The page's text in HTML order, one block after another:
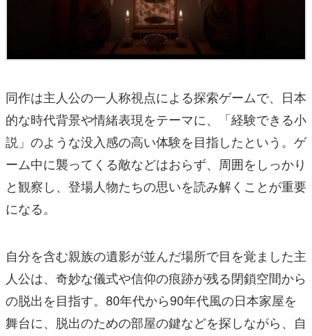
同作は主人公の一人称視点による探索ゲームで、日本
的な時代背景や情緒表現をテーマに、「経験できる小
説」のような没入感の高い体験を目指したという。ゲ
ーム中に襲ってくる敵などはおらず、周囲をしっかり
と観察し、登場人物たちの思いを読み解くことが重要
になる。
自分を含む親族の遺影が並んだ場所で目を覚ました主
人公は、奇妙な儀式や信仰の痕跡が残る閉鎖空間から
の脱出を目指す。80年代から90年代風の日本家屋を
舞台に、脱出のための部屋の鍵などを探しながら、自